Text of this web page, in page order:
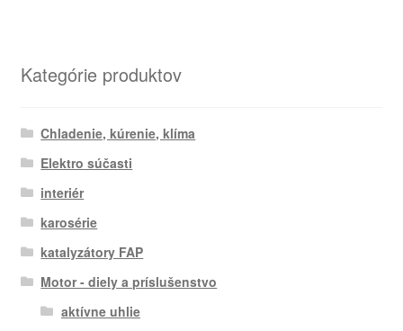
Kategórie produktov
Chladenie, kúrenie, klíma
Elektro súčasti
interiér
karosérie
katalyzátory FAP
Motor - diely a príslušenstvo
aktívne uhlie